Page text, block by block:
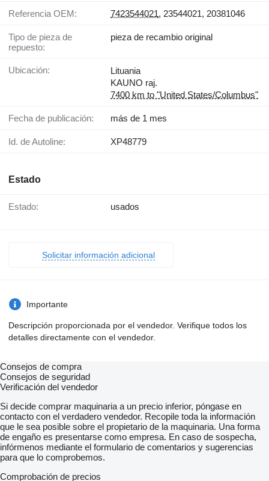
Referencia OEM: 7423544021, 23544021, 20381046
Tipo de pieza de
repuesto:
pieza de recambio original
Ubicación:
Lituania
KAUNO raj.
7400 km to "United States/Columbus"
Fecha de publicación: más de 1 mes
Id. de Autoline: XP48779
Estado
Estado: usados
Solicitar información adicional
Importante
Descripción proporcionada por el vendedor. Verifique todos los
detalles directamente con el vendedor.
Consejos de compra
Consejos de seguridad
Verificación del vendedor
Si decide comprar maquinaria a un precio inferior, póngase en
contacto con el verdadero vendedor. Recopile toda la información
que le sea posible sobre el propietario de la maquinaria. Una forma
de engaño es presentarse como empresa. En caso de sospecha,
infórmenos mediante el formulario de comentarios y sugerencias
para que lo comprobemos.
Comprobación de precios